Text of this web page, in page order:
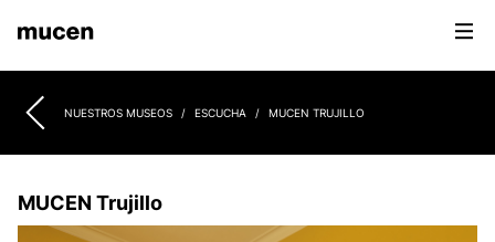
NUESTROS MUSEOS / ESCUCHA / MUCEN TRUJILLO
MUCEN Trujillo